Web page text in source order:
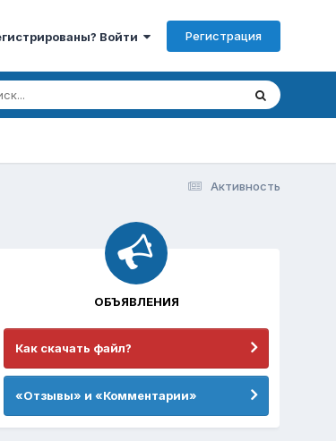
Войти Регистрация
Активность
ОБЪЯВЛЕНИЯ
Как скачать файл?
«Отзывы» и «Комментарии»